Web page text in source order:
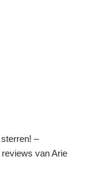
–
van Arie